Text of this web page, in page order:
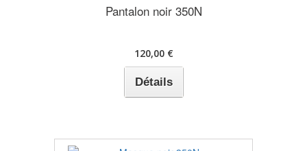
Pantalon noir 350N
120,00 €
Détails